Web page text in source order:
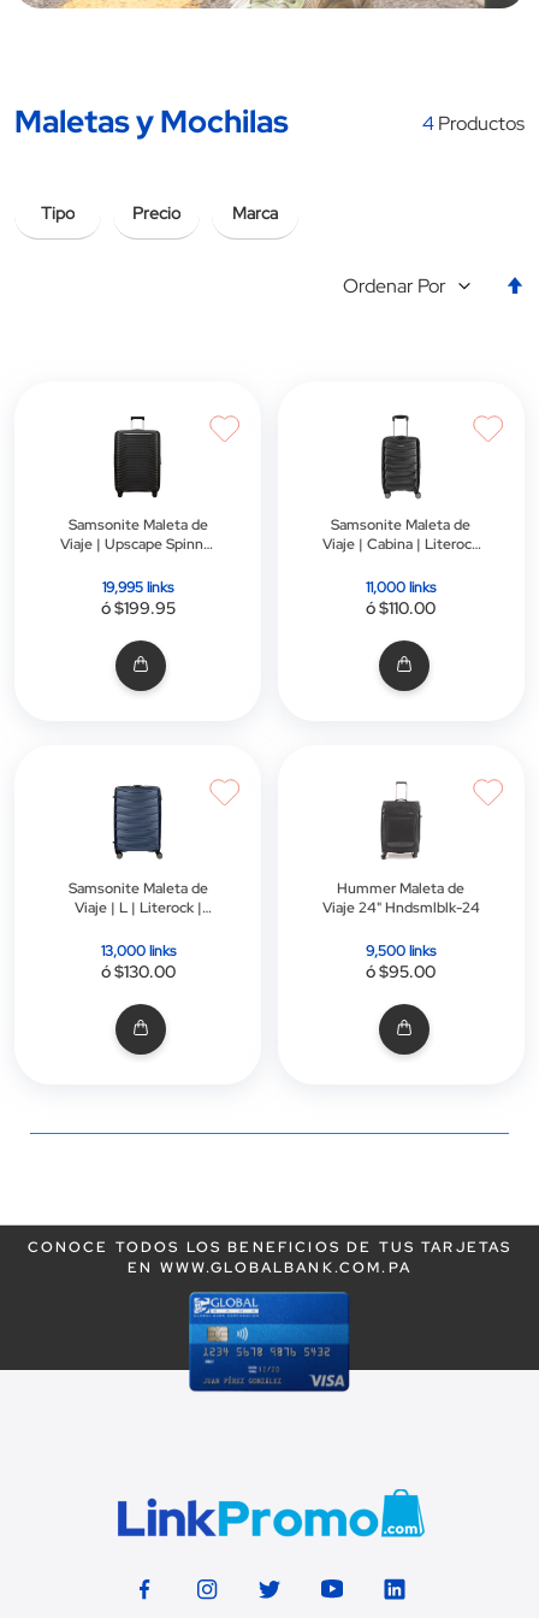
Maletas y Mochilas
Tipo Precio Marca
4Productos
Ordenar Por
Samsonite Maleta de
Viaje | Upscape Spinner
19,995 links
ó $199.95
Samsonite Maleta de
Viaje | Cabina | Literock
Negra
11,000 links
ó $110.00
Samsonite Maleta de
Viaje | L | Literock |
Navy
13,000 links
ó $130.00
Hummer Maleta de
Viaje 24" Hndsmlblk-24
9,500 links
ó $95.00
CONOCE TODOS LOS BENEFICIOS DE TUS TARJETAS
EN WWW.GLOBALBANK.COM.PA